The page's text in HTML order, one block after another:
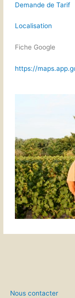
Demande de Tarif
Localisation
Fiche Google
https://
Nous contacter